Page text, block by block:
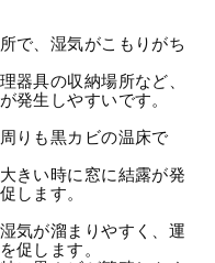
で、湿気がこもりがち
器具の収納場所など、
発生しやすいです。
りも黒カビの温床で
きい時に窓に結露が発
します。
気が溜まりやすく、運
促します。